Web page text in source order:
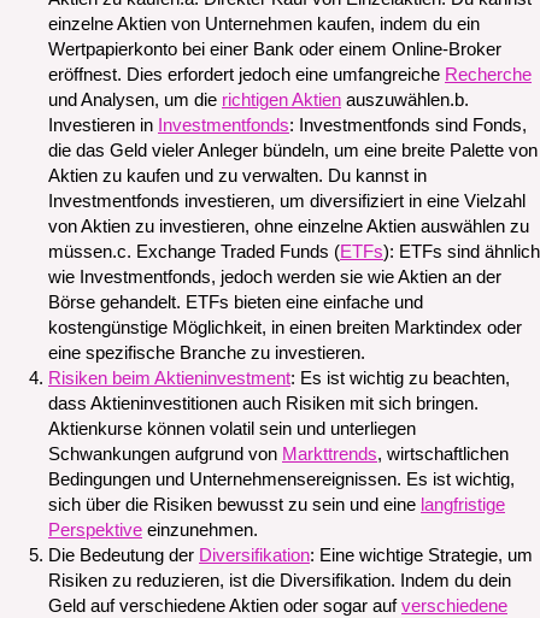
einzelne Aktien von Unternehmen kaufen, indem du ein
Wertpapierkonto bei einer Bank oder einem Online-Broker
eröffnest. Dies erfordert jedoch eine umfangreiche Recherche
und Analysen, um die richtigen Aktien auszuwählen.b.
Investieren in Investmentfonds: Investmentfonds sind Fonds,
die das Geld vieler Anleger bündeln, um eine breite Palette von
Aktien zu kaufen und zu verwalten. Du kannst in
Investmentfonds investieren, um diversifiziert in eine Vielzahl
von Aktien zu investieren, ohne einzelne Aktien auswählen zu
müssen.c. Exchange Traded Funds (ETFs): ETFs sind ähnlich
wie Investmentfonds, jedoch werden sie wie Aktien an der
Börse gehandelt. ETFs bieten eine einfache und
kostengünstige Möglichkeit, in einen breiten Marktindex oder
eine spezifische Branche zu investieren.
Risiken beim Aktieninvestment: Es ist wichtig zu beachten,
dass Aktieninvestitionen auch Risiken mit sich bringen.
Aktienkurse können volatil sein und unterliegen
Schwankungen aufgrund von Markttrends, wirtschaftlichen
Bedingungen und Unternehmensereignissen. Es ist wichtig,
sich über die Risiken bewusst zu sein und eine langfristige
Perspektive einzunehmen.
Die Bedeutung der Diversifikation: Eine wichtige Strategie, um
Risiken zu reduzieren, ist die Diversifikation. Indem du dein
Geld auf verschiedene Aktien oder sogar aufverschiedene